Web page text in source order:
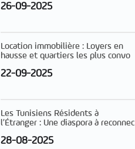
26-09-2025
Location immobilière : Loyers en
hausse et quartiers les plus convo
22-09-2025
Les Tunisiens Résidents à
l’Étranger : Une diaspora à reconnec
28-08-2025